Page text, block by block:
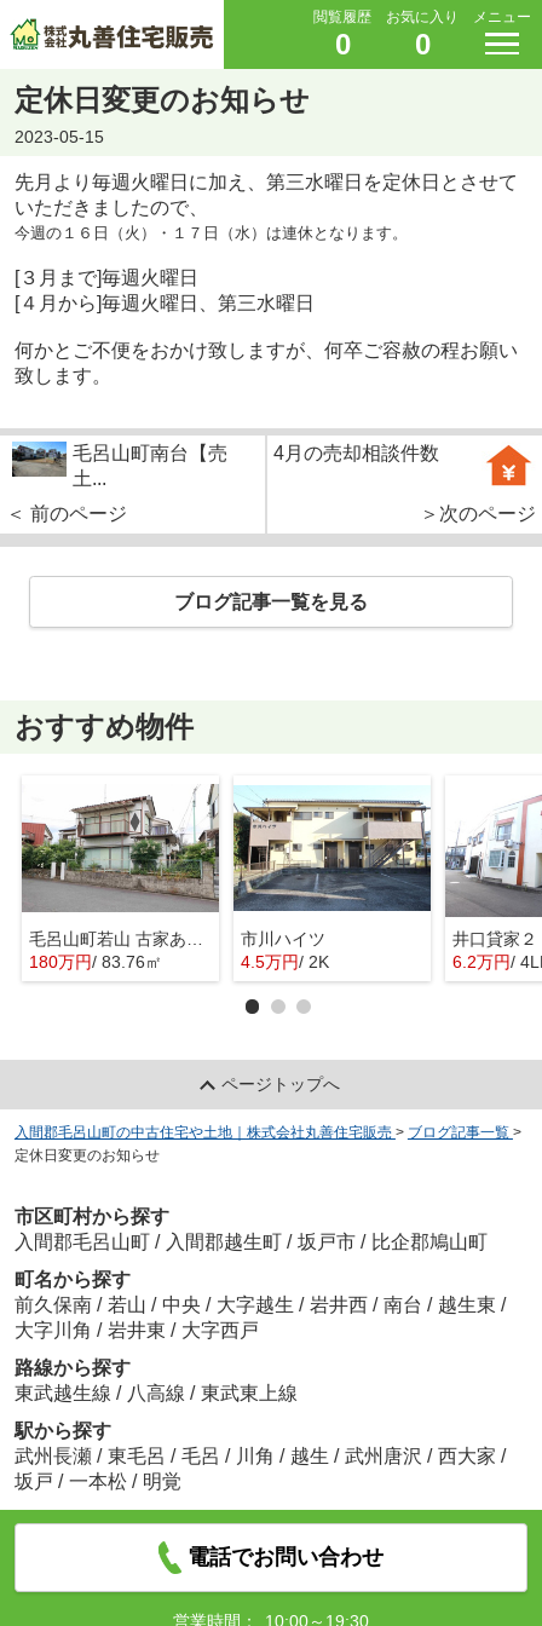
閲覧履歴
0
お気に入り
0
メニュー
定休日変更のお知らせ
2023-05-15
先月より毎週火曜日に加え、第三水曜日を定休日とさせて
いただきましたので、
今週の１６日（火）・１７日（水）は連休となります。
[３月まで]毎週火曜日
[４月から]毎週火曜日、第三水曜日
何かとご不便をおかけ致しますが、何卒ご容赦の程お願い
致します。
毛呂山町南台【売
土...
＜ 前のページ
4月の売却相談件数
＞次のページ
ブログ記事一覧を見る
おすすめ物件
毛呂山町若山 古家あり売地
180万円/ 83.76㎡
市川ハイツ
4.5万円/ 2K
井口貸家２
6.2万円/
ページトップへ
入間郡毛呂山町の中古住宅や土地｜株式会社丸善住宅販売 > ブログ記事一覧 >
定休日変更のお知らせ
市区町村から探す
入間郡毛呂山町 / 入間郡越生町 / 坂戸市 / 比企郡鳩山町
町名から探す
前久保南 / 若山 / 中央 / 大字越生 / 岩井西 / 南台 / 越生東 /
大字川角 / 岩井東 / 大字西戸
路線から探す
東武越生線 / 八高線 / 東武東上線
駅から探す
武州長瀬 / 東毛呂 / 毛呂 / 川角 / 越生 / 武州唐沢 / 西大家 /
坂戸 / 一本松 / 明覚
電話でお問い合わせ
営業時間： 10:00～19:30